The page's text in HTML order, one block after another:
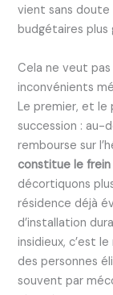
vient sans doute
budgétaires plus
Cela ne veut pas
inconvénients
Le premier, et le
succession : au-
rembourse sur
constitue le frein
décortiquons
résidence déjà
d’installation
insidieux, c’est
des personnes
souvent par